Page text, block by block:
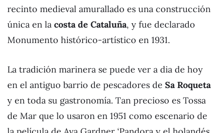
recinto medieval amurallado es una construcción
única en la costa de Cataluña, y fue declarado
Monumento histórico-artístico en 1931.
La tradición marinera se puede ver a dia de hoy
en el antiguo barrio de pescadores de Sa Roqueta
y en toda su gastronomía. Tan precioso es Tossa
de Mar que lo usaron en 1951 como escenario de